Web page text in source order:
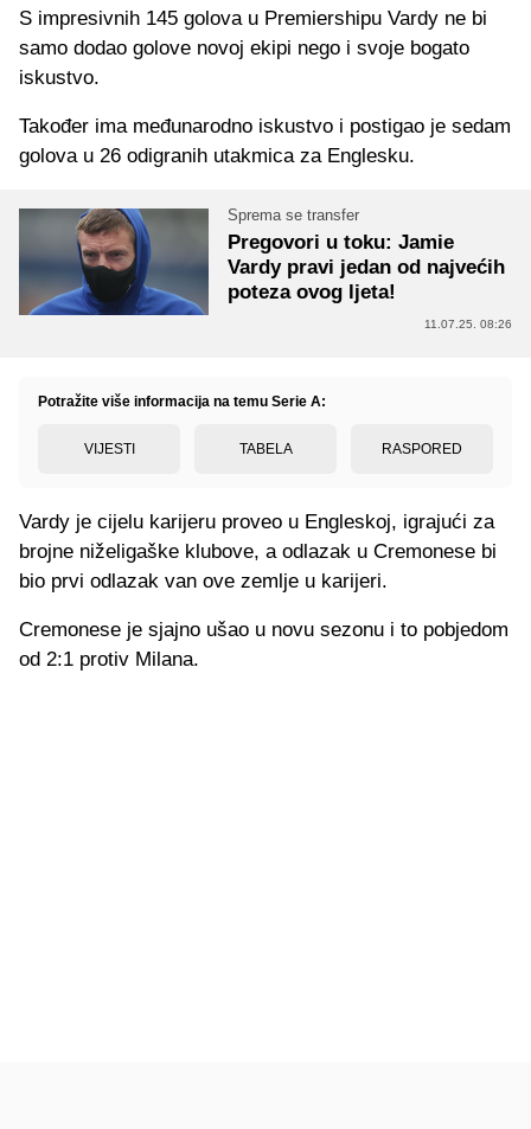
S impresivnih 145 golova u Premiershipu Vardy ne bi
samo dodao golove novoj ekipi nego i svoje bogato
iskustvo.
Također ima međunarodno iskustvo i postigao je sedam
golova u 26 odigranih utakmica za Englesku.
Sprema se transfer
Pregovori u toku: Jamie
Vardy pravi jedan od najvećih
poteza ovog ljeta!
11.07.25. 08:26
Potražite više informacija na temu Serie A:
VIJESTI TABELA RASPORED
Vardy je cijelu karijeru proveo u Engleskoj, igrajući za
brojne niželigaške klubove, a odlazak u Cremonese bi
bio prvi odlazak van ove zemlje u karijeri.
Cremonese je sjajno ušao u novu sezonu i to pobjedom
od 2:1 protiv Milana.